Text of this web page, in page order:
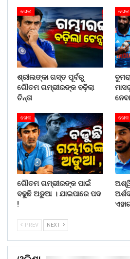
ଖେଳ
ଶ୍ରୀଲଙ୍କା ଗସ୍ତ ପୂର୍ବରୁ
ଗୌତମ ଗମ୍ଭୀରଙ୍କ ବଢ଼ିଲା
ଚିନ୍ତା
ଖେଳ
ଖେଳ
ଗୌତମ ଗମ୍ଭୀରଙ୍କ ପାଇଁ
ବଢୁଛି ଅଡୁଆ । ଯାଇପାରେ ପଦ
!
ଖେଳ
PREV NEXT